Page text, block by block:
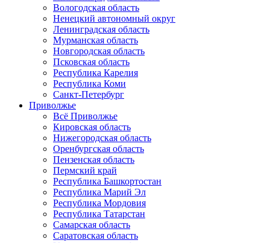
Вологодская область
Ненецкий автономный округ
Ленинградская область
Мурманская область
Новгородская область
Псковская область
Республика Карелия
Республика Коми
Санкт-Петербург
Приволжье
Всё Приволжье
Кировская область
Нижегородская область
Оренбургская область
Пензенская область
Пермский край
Республика Башкортостан
Республика Марий Эл
Республика Мордовия
Республика Татарстан
Самарская область
Саратовская область